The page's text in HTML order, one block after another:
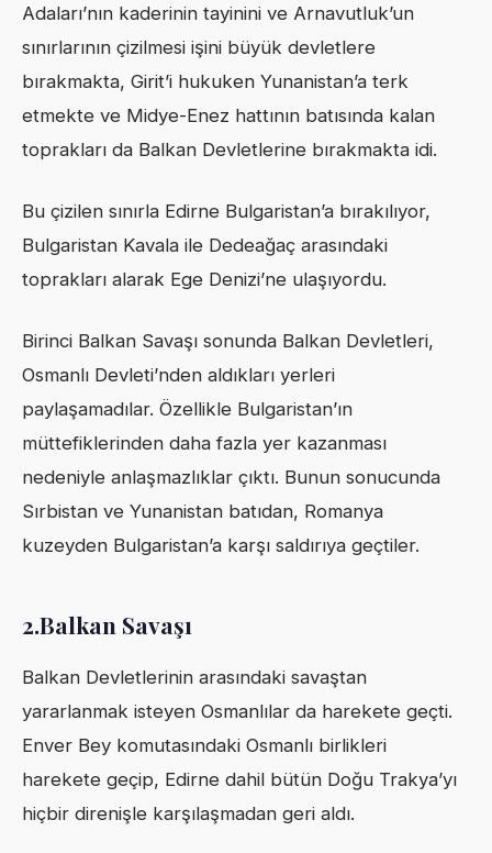
Adaları’nın kaderinin tayinini ve Arnavutluk’un
sınırlarının çizilmesi işini büyük devletlere
bırakmakta, Girit’i hukuken Yunanistan’a terk
etmekte ve Midye-Enez hattının batısında kalan
toprakları da Balkan Devletlerine bırakmakta idi.
Bu çizilen sınırla Edirne Bulgaristan’a bırakılıyor,
Bulgaristan Kavala ile Dedeağaç arasındaki
toprakları alarak Ege Denizi’ne ulaşıyordu.
Birinci Balkan Savaşı sonunda Balkan Devletleri,
Osmanlı Devleti’nden aldıkları yerleri
paylaşamadılar. Özellikle Bulgaristan’ın
müttefiklerinden daha fazla yer kazanması
nedeniyle anlaşmazlıklar çıktı. Bunun sonucunda
Sırbistan ve Yunanistan batıdan, Romanya
kuzeyden Bulgaristan’a karşı saldırıya geçtiler.
2.Balkan Savaşı
Balkan Devletlerinin arasındaki savaştan
yararlanmak isteyen Osmanlılar da harekete geçti.
Enver Bey komutasındaki Osmanlı birlikleri
harekete geçip, Edirne dahil bütün Doğu Trakya’yı
hiçbir direnişle karşılaşmadan geri aldı.